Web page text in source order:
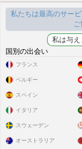
私たちは最高のサー
国別の出会い
フランス
ベルギー
スペイン
イタリア
スウェーデン
オーストラリア